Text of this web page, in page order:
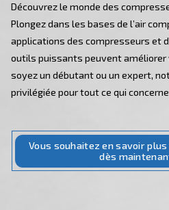
CENTRE DE
Découvrez le monde des
Plongez dans les bases de
applications des
soyez un débutant ou un
privilégiée pour tout ce qui